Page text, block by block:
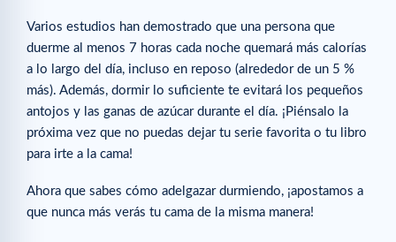
Varios estudios han demostrado que una persona que
duerme al menos 7 horas cada noche quemará más calorías
a lo largo del día, incluso en reposo (alrededor de un 5 %
más). Además, dormir lo suficiente te evitará los pequeños
antojos y las ganas de azúcar durante el día. ¡Piénsalo la
próxima vez que no puedas dejar tu serie favorita o tu libro
para irte a la cama!
Ahora que sabes cómo adelgazar durmiendo, ¡apostamos a
que nunca más verás tu cama de la misma manera!